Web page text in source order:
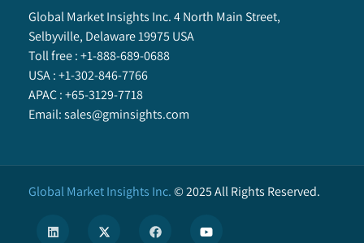
Global Market Insights Inc. 4 North Main Street,
Selbyville, Delaware 19975 USA
Toll free :+1-888-689-0688
USA :+1-302-846-7766
APAC :+65-3129-7718
Email:sales@gminsights.com
Global Market Insights Inc.©2025All Rights Reserved.